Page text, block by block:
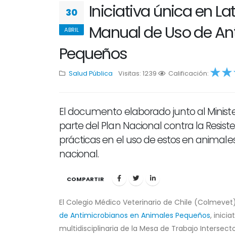
30
ABRIL
Iniciativa única en
Manual de Uso de
Pequeños
Salud Pública Visitas: 1239 Calificación:
1 2 3 4 5
El documento elaborado junto al
parte del Plan Nacional contra la
prácticas en el uso de estos en
nacional.
COMPARTIR
El Colegio Médico Veterinario de Chile
de Antimicrobianos en Animales Pequeños,
multidisciplinaria de la Mesa de Trabajo